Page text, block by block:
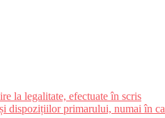
la legalitate, efectuate în scris
dispozițiilor primarului, numai în